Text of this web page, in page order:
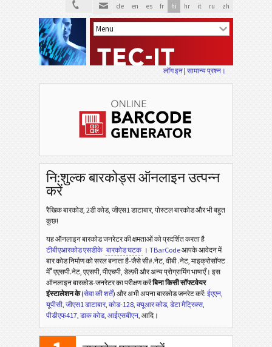
de en es fr hi hr it ru zh
लॉग इन|सामान्य प्रश्न।
नि:शुल्क बारकोड्स ऑनलाइन उत्पन्न
करें
रैखिक बारकोड, 2डी कोड, जीएस1 डाटाबार, पोस्टल बारकोड और भी बहुत
कुछ!
यह ऑनलाइन बारकोड जनरेटर की क्षमताओं को प्रदर्शित करता है
टीबीएआरकोड एसडीके बारकोड घटक ।TBarCodeआपके आवेदन में
बार कोड निर्माण को सरल बनाता है-जैसे सी#.नेट, वीबी .नेट, माइक्रोसॉफ्ट
में®एएसपी.नेट, एएसपी, पीएचपी, डेल्फ़ी और अन्य प्रोग्रामिंग भाषाएँ। इस
ऑनलाइन बारकोड-जनरेटर का परीक्षण करेंबिना किसी सॉफ्टवेयर
इंस्टालेशन के(सेवा की शर्तें) और अभी अपना बारकोड जनरेट करें: ईएएन,
यूपीसी, जीएस1 डाटाबार, कोड-128, क्यूआर कोड, डेटा मैट्रिक्स,
पीडीएफ417, डाक कोड, आईएसबीएन, आदि।